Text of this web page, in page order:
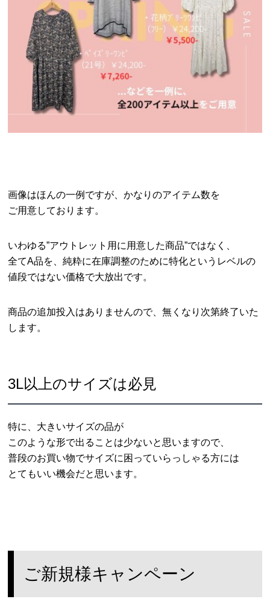
画像はほんの一例ですが、かなりのアイテム数を
ご用意しております。
いわゆる”アウトレット用に用意した商品”ではなく、
全てA品を、純粋に在庫調整のために特化というレベルの
値段ではない価格で大放出です。
商品の追加投入はありませんので、無くなり次第終了いた
します。
3L以上のサイズは必見
特に、大きいサイズの品が
このような形で出ることは少ないと思いますので、
普段のお買い物でサイズに困っていらっしゃる方には
とてもいい機会だと思います。
ご新規様キャンペーン